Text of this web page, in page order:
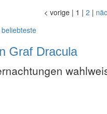
<vorige | 1 | 2 |
beliebteste
Graf Dracula